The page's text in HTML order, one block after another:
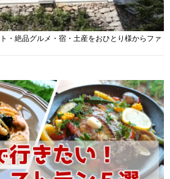
・絶品グルメ・宿・土産をおひとり様からファ